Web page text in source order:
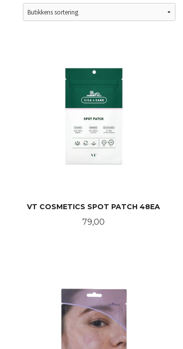
VT COSMETICS SPOT PATCH 48EA
Pris
79,00